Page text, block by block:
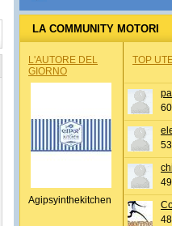
LA COMMUNITY MOTORI
L'AUTORE DEL
GIORNO
Agipsyinthekitchen
TOP